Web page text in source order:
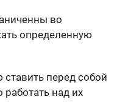
во
определенную
перед собой
над их